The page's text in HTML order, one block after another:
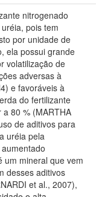
nitrogenado
pois tem
por unidade de
ela possui grande
volatilização de
adversas à
e favoráveis à
do fertilizante
80 % (MARTHA
de aditivos para
uréia pela
um mineral que vem
desses aditivos
et al., 2007),